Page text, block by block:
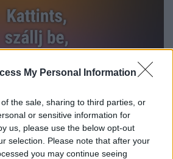
My Personal Information
the sale, sharing to third parties, or
or sensitive information for
us, please use the below opt-out
selection. Please note that after your
you may continue seeing